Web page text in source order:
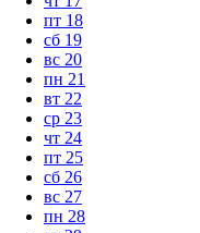
пт 18
сб 19
вс 20
пн 21
вт 22
ср 23
чт 24
пт 25
сб 26
вс 27
пн 28